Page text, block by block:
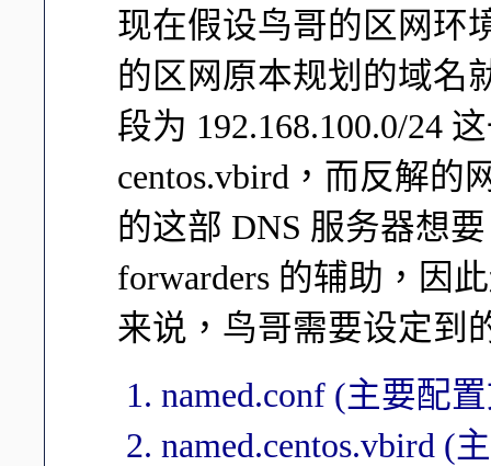
现在假设鸟哥的区网环
的区网原本规划的域名
段为 192.168.100.0/24
centos.vbird，而反解的
的这部 DNS 服务器想
forwarders 的辅助，因
来说，鸟哥需要设定到
named.conf (主要配
named.centos.vbird (